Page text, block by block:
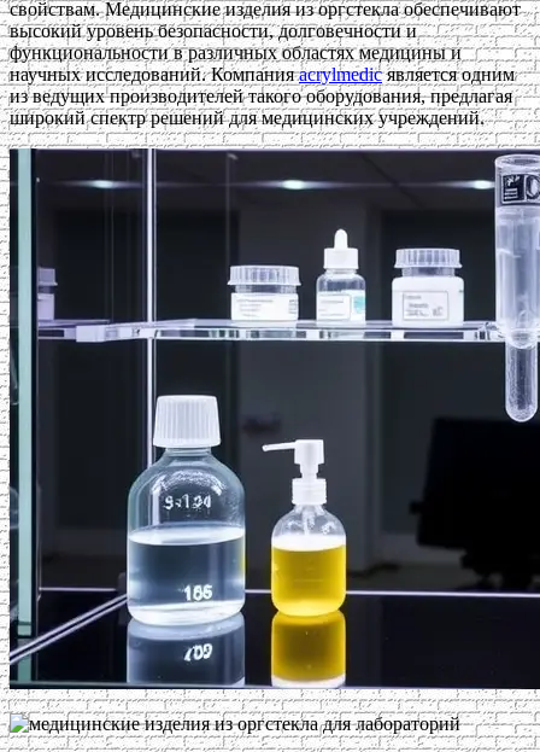
свойствам. Медицинские изделия из оргстекла обеспечивают
высокий уровень безопасности, долговечности и
функциональности в различных областях медицины и
научных исследований. Компанияacrylmedicявляется одним
из ведущих производителей такого оборудования, предлагая
широкий спектр решений для медицинских учреждений.